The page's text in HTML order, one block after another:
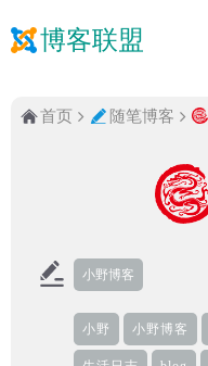
博客联盟
首页 随笔博客
小野博客
小野 小野博客